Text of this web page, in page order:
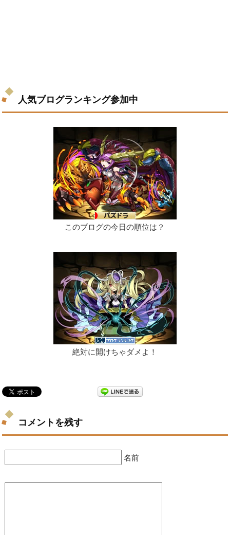
人気ブログランキング参加中
このブログの今日の順位は？
絶対に開けちゃダメよ！
コメントを残す
名前